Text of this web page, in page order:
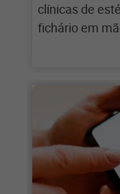
clínicas de
fichário em